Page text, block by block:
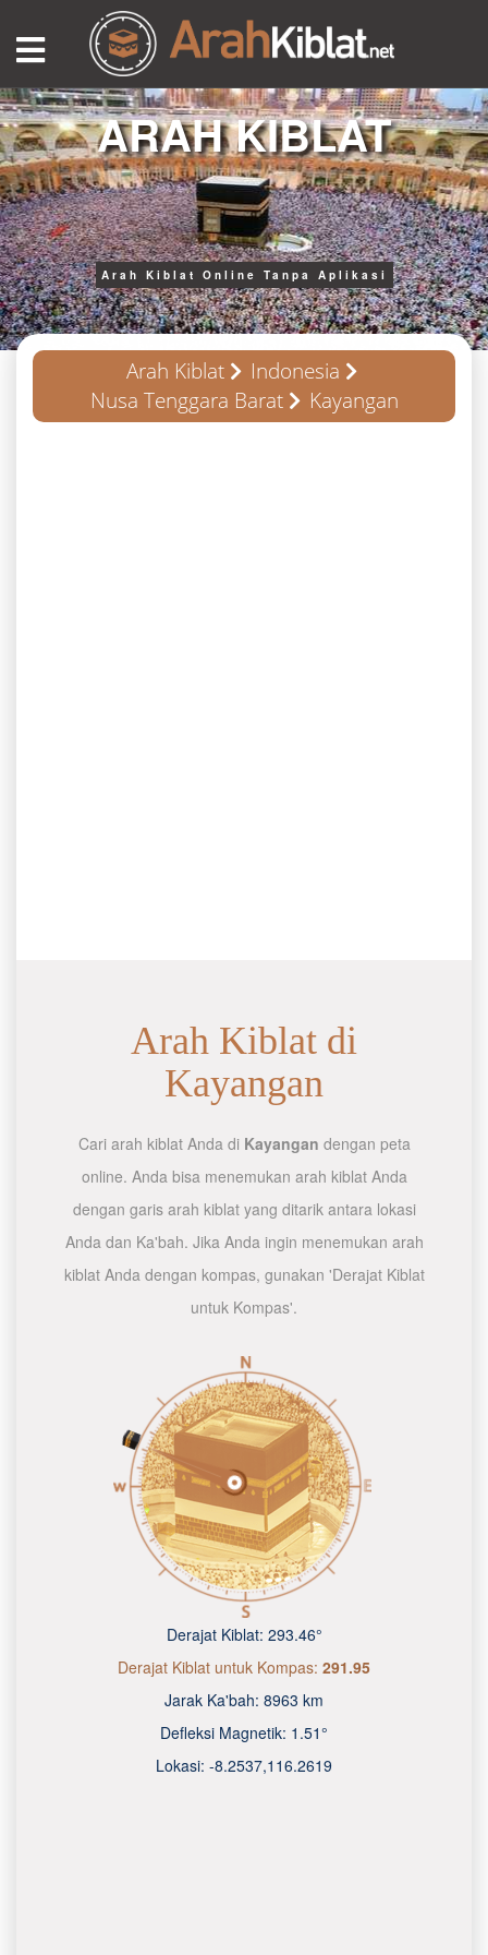
ARAH KIBLAT
Arah Kiblat Online Tanpa Aplikasi
Arah Kiblat
Indonesia
Nusa Tenggara Barat
Kayangan
Arah Kiblat di
Kayangan
Cari arah kiblat Anda di Kayangan dengan peta
online. Anda bisa menemukan arah kiblat Anda
dengan garis arah kiblat yang ditarik antara lokasi
Anda dan Ka'bah. Jika Anda ingin menemukan arah
kiblat Anda dengan kompas, gunakan 'Derajat Kiblat
untuk Kompas'.
Derajat Kiblat: 293.46°
Derajat Kiblat untuk Kompas: 291.95
Jarak Ka'bah: 8963 km
Defleksi Magnetik: 1.51°
Lokasi: -8.2537,116.2620